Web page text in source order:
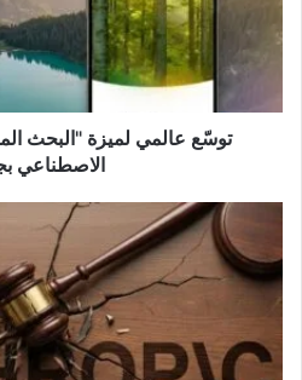
المباشر"
في
الاصطناعي
توسّع عالمي لميزة "البحث
الاصطناعي
الأمريكي
يجمّد
قرار
ترامب
استبعاد
أنثروبيك